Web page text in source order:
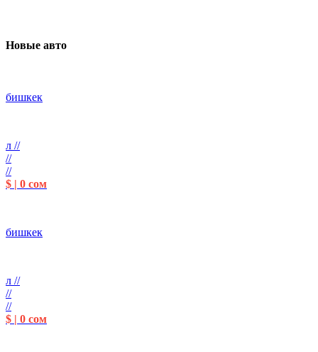
Новые авто
бишкек
л //
//
//
$ | 0 сом
бишкек
л //
//
//
$ | 0 сом